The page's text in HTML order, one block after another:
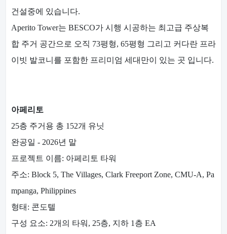
건설중에 있습니다.
Aperito Tower는 BESCO가 시행 시공하는 최고급 주상복
합 주거 공간으로 오직 73평형, 65평형 그리고 커다란 프라
이빗 발코니를 포함한 프리미엄 세대만이 있는 곳 입니다.
아페리토
25층 주거용 총 152개 유닛
완공일 - 2026년 말
프로젝트 이름: 아페리토 타워
주소: Block 5, The Villages, Clark Freeport Zone, CMU-A, Pa
mpanga, Philippines
형태: 콘도텔
구성 요소: 2개의 타워, 25층, 지하 1층 EA